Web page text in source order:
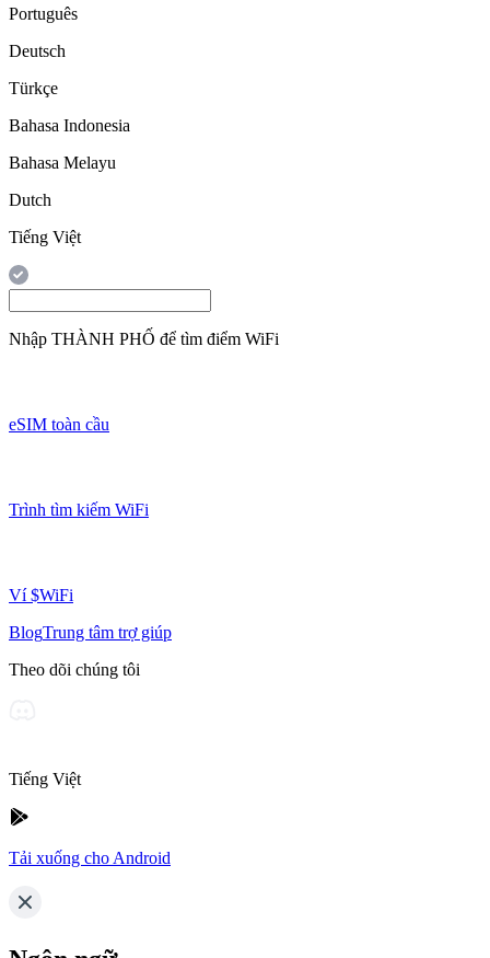
Português
Deutsch
Türkçe
Bahasa Indonesia
Bahasa Melayu
Dutch
Tiếng Việt
Nhập THÀNH PHỐ để tìm điểm WiFi
eSIM toàn cầu
Trình tìm kiếm WiFi
Ví $WiFi
BlogTrung tâm trợ giúp
Theo dõi chúng tôi
Tiếng Việt
Tải xuống cho Android